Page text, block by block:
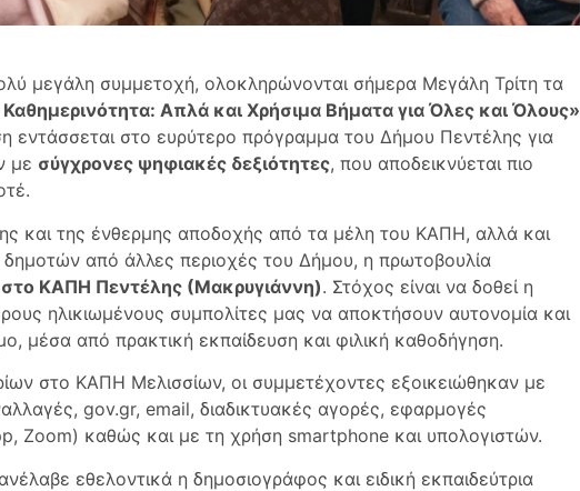
μεγάλη συμμετοχή, ολοκληρώνονται σήμερα Μεγάλη Τρίτη τα
Απλά και Χρήσιμα Βήματα για Όλες και Όλους»
στο ευρύτερο πρόγραμμα του Δήμου Πεντέλης για
με σύγχρονες ψηφιακές δεξιότητες, που αποδεικνύεται πιο
και της ένθερμης αποδοχής από τα μέλη του ΚΑΠΗ, αλλά και
δημοτών από άλλες περιοχές του Δήμου, η πρωτοβουλία
ΚΑΠΗ Πεντέλης (Μακρυγιάννη). Στόχος είναι να δοθεί η
ηλικιωμένους συμπολίτες μας να αποκτήσουν αυτονομία και
μέσα από πρακτική εκπαίδευση και φιλική καθοδήγηση.
στο ΚΑΠΗ Μελισσίων, οι συμμετέχοντες εξοικειώθηκαν με
gov.gr, email, διαδικτυακές αγορές, εφαρμογές
Zoom) καθώς και με τη χρήση smartphone και υπολογιστών.
εθελοντικά η δημοσιογράφος και ειδική εκπαιδεύτρια